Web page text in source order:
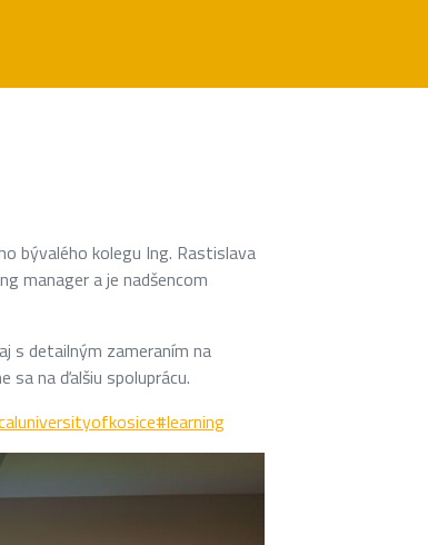
bývalého kolegu Ing. Rastislava
manager a je nadšencom
s detailným zameraním na
sa na ďalšiu spoluprácu.
#learning